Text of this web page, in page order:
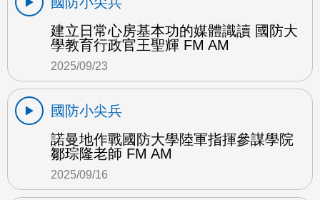
建立日常心房基本功的媒體識讀 國防大
學教育行政官王聖輝 FM AM
2025/09/23
國防小尖兵
諾曼地作戰國防大學陸軍指揮參謀學院
鄒琮隆老師 FM AM
2025/09/16